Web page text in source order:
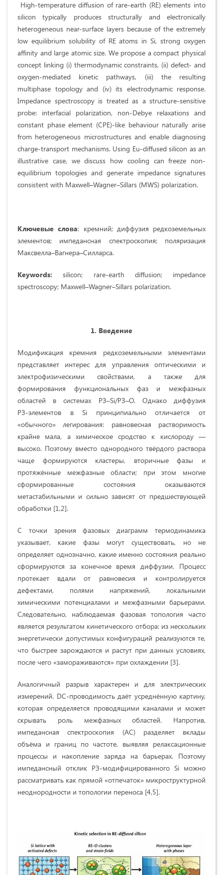
High-temperature diffusion of rare-earth (RE) elements into
silicon typically produces structurally and electronically
heterogeneous near-surface layers because of the extremely
low equilibrium solubility of RE atoms in Si, strong oxygen
affinity and large atomic size. We propose a compact physical
concept linking (i) thermodynamic constraints, (ii) defect- and
oxygen-mediated kinetic pathways, (iii) the resulting
multiphase topology and (iv) its electrodynamic response.
Impedance spectroscopy is treated as a structure-sensitive
probe: interfacial polarization, non-Debye relaxations and
constant phase element (CPE)-like behaviour naturally arise
from heterogeneous microstructures and enable diagnosing
charge-transport mechanisms. Using Eu-diffused silicon as an
illustrative case, we discuss how cooling can freeze non-
equilibrium topologies and generate impedance signatures
consistent with Maxwell–Wagner–Sillars (MWS) polarization.
Ключевые слова: кремний; диффузия редкоземельных
элементов; импедансная спектроскопия; поляризация
Максвелла–Вагнера–Силларса.
Keywords: silicon; rare-earth diffusion; impedance
spectroscopy; Maxwell–Wagner–Sillars polarization.
1. Введение
Модификация кремния редкоземельными элементами
представляет интерес для управления оптическими и
электрофизическими свойствами, а также для
формирования функциональных фаз и межфазных
областей в системах РЗ–Si/РЗ–O. Однако диффузия
РЗ‑элементов в Si принципиально отличается от
«обычного» легирования: равновесная растворимость
крайне мала, а химическое сродство к кислороду —
высоко. Поэтому вместо однородного твёрдого раствора
чаще формируются кластеры, вторичные фазы и
протяжённые межфазные области; при этом многие
сформированные состояния оказываются
метастабильными и сильно зависят от предшествующей
обработки [1,2].
С точки зрения фазовых диаграмм термодинамика
указывает, какие фазы могут существовать, но не
определяет однозначно, какие именно состояния реально
сформируются за конечное время диффузии. Процесс
протекает вдали от равновесия и контролируется
дефектами, полями напряжений, локальными
химическими потенциалами и межфазными барьерами.
Следовательно, наблюдаемая фазовая топология часто
является результатом кинетического отбора: из нескольких
энергетически допустимых конфигураций реализуются те,
что быстрее зарождаются и растут при данных условиях,
после чего «замораживаются» при охлаждении [3].
Аналогичный разрыв характерен и для электрических
измерений. DC-проводимость даёт усреднённую картину,
которая определяется проводящими каналами и может
скрывать роль межфазных областей. Напротив,
импедансная спектроскопия (AC) разделяет вклады
объёма и границ по частоте, выявляя релаксационные
процессы и накопление заряда на барьерах. Поэтому
импедансный отклик РЗ‑модифицированного Si можно
рассматривать как прямой «отпечаток» микроструктурной
неоднородности и топологии переноса [4,5].